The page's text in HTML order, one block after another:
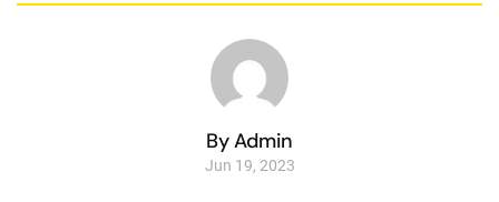
By Admin
Jun 19, 2023